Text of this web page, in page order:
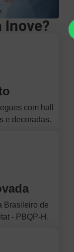
Inove?
com hall
e decoradas.
Brasileiro de
- PBQP-H.